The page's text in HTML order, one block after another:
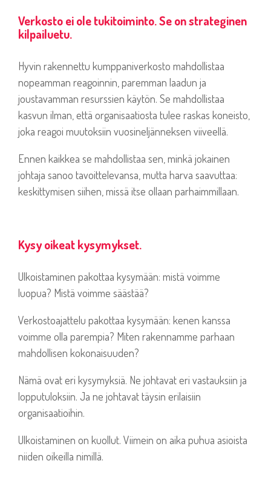
Verkosto ei ole tukitoiminto. Se on strateginen
kilpailuetu.
Hyvin rakennettu kumppaniverkosto mahdollistaa
nopeamman reagoinnin, paremman laadun ja
joustavamman resurssien käytön. Se mahdollistaa
kasvun ilman, että organisaatiosta tulee raskas koneisto,
joka reagoi muutoksiin vuosineljänneksen viiveellä.
Ennen kaikkea se mahdollistaa sen, minkä jokainen
johtaja sanoo tavoittelevansa, mutta harva saavuttaa:
keskittymisen siihen, missä itse ollaan parhaimmillaan.
Kysy oikeat kysymykset.
Ulkoistaminen pakottaa kysymään: mistä voimme
luopua? Mistä voimme säästää?
Verkostoajattelu pakottaa kysymään: kenen kanssa
voimme olla parempia? Miten rakennamme parhaan
mahdollisen kokonaisuuden?
Nämä ovat eri kysymyksiä. Ne johtavat eri vastauksiin ja
lopputuloksiin. Ja ne johtavat täysin erilaisiin
organisaatioihin.
Ulkoistaminen on kuollut. Viimein on aika puhua asioista
niiden oikeilla nimillä.